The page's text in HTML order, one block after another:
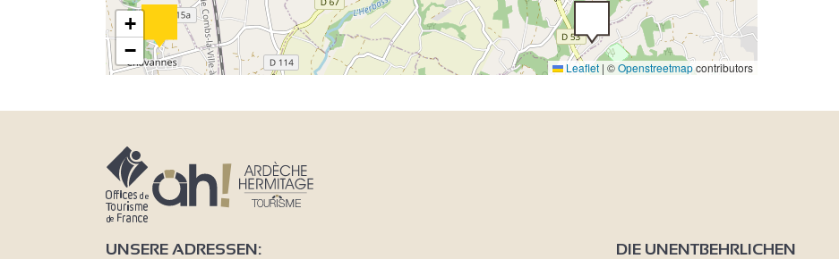
+
−
Leaflet | ©Openstreetmapcontributors
UNSERE ADRESSEN: DIE UNENTBEHRLICHEN